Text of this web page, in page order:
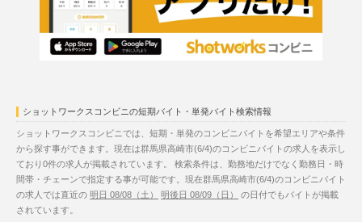
ショットワークスコンビニの短期バイト・単発バイト検索情報
ショットワークスコンビニでは、短期・単発のコンビニバイトを希望エリアや条件
から探す事ができます。現在は群馬県高崎市(6/4)のコンビニバイトの求人を表示し
ており0件の求人が掲載されています。 検索条件は、勤務地だけでなく勤務日・時
間帯・チェーンで指定する事が可能です。現在群馬県高崎市(6/4)のコンビニバイト
の求人では直近の 明日 08/08（土） 明後日 08/09（日）
の日付でもバイトが掲載
されています。